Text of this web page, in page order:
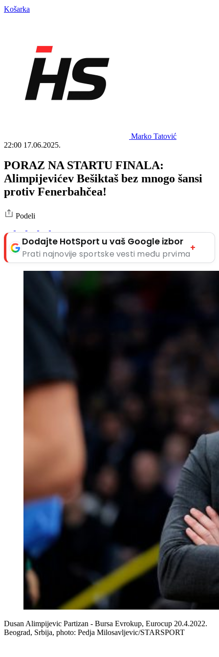
Košarka
Marko Tatović
22:00 17.06.2025.
PORAZ NA STARTU FINALA:
Alimpijevićev Bešiktaš bez mnogo šansi
protiv Fenerbahčea!
Podeli
Dodajte HotSport u vaš Google izbor
Prati najnovije sportske vesti među prvima
+
Dusan Alimpijevic Partizan - Bursa Evrokup, Eurocup 20.4.2022.
Beograd, Srbija, photo: Pedja Milosavljevic/STARSPORT